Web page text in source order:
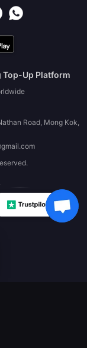
Top-Up Platform
Road, Mong Kok,